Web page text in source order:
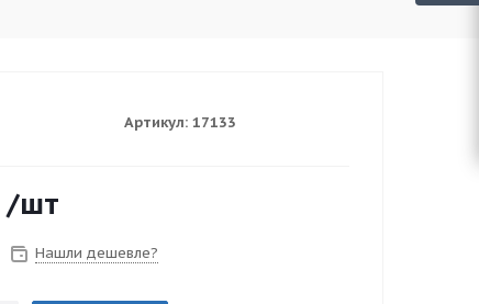
Артикул: 17133
/шт
Нашли дешевле?